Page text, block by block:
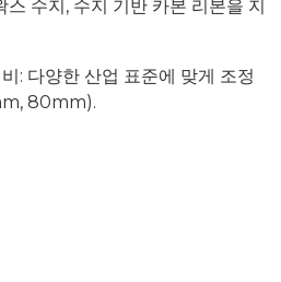
스 수지, 수지 기반 카본 리본을 지
: 다양한 산업 표준에 맞게 조정
80mm).